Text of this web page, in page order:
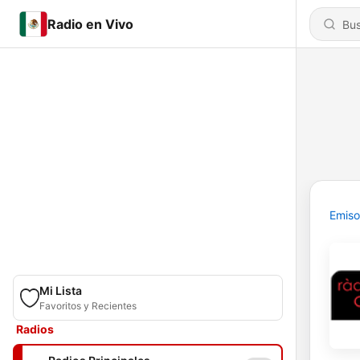
Radio en Vivo
Mi Lista
Favoritos y Recientes
Radios